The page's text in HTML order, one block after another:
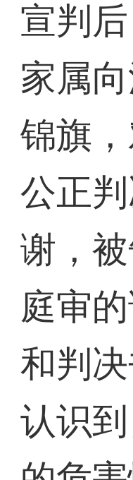
宣判
家属
锦旗
公正
谢，
庭审
和判
认识